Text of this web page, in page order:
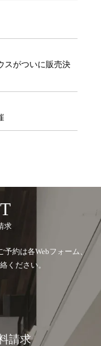
スがついに販売決
求
予約は各Webフォーム、
ください。
請求